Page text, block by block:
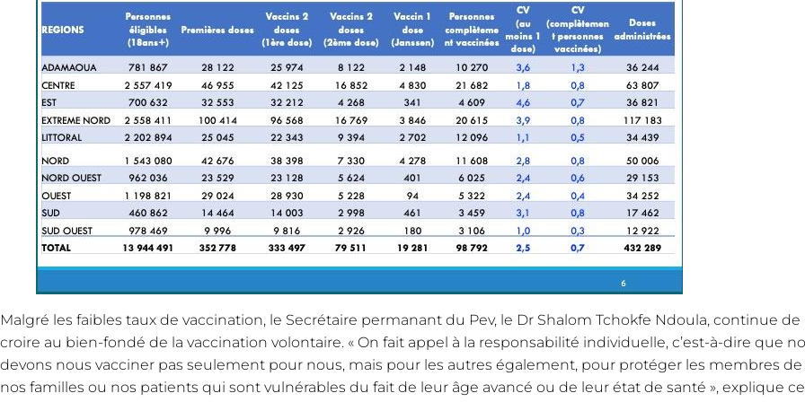
Malgré les faibles taux de vaccination, le Secrétaire permanant du Pev, le Dr Shalom Tchokfe Ndoula, continue de
croire au bien-fondé de la vaccination volontaire. « On fait appel à la responsabilité individuelle, c’est-à-dire que
devons nous vacciner pas seulement pour nous, mais pour les autres également, pour protéger les membres de
nos familles ou nos patients qui sont vulnérables du fait de leur âge avancé ou de leur état de santé », explique ce